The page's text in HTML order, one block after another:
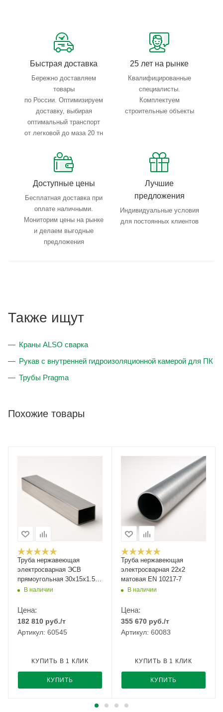
Тройной весовой контроль: въезд, погрузка, выезд
Быстрая доставка
Бережно доставляем
товары
по России. Оптимизируем
доставку, выбирая
оптимальный транспорт
от легковой до маза 20 тн
25 лет на рынке
Квалифицированные
специалисты.
Комплектуем
строительные объекты
Доступные цены
Бесплатная доставка при
оплате наличными.
Мониторим цены на рынке
и делаем выгодные
предложения
Лучшие
предложения
Индивидуальные условия
для постоянных клиентов
Также ищут
Краны ALSO сварка
Рукав с внутренней гидроизоляционной камерой для ПК
Трубы Pragma
Похожие товары
Труба нержавеющая
электросварная ЭСВ
прямоугольная 30х15х1.5
мм зеркальная EN 10219-2
В наличии
Цена:
182 810 руб./т
Артикул: 60545
КУПИТЬ
КУПИТЬ В 1 КЛИК
Труба нержавеющая
электросварная 22x2
матовая EN 10217-7
В наличии
Цена:
355 670 руб./т
Артикул: 60083
КУПИТЬ
КУПИТЬ В 1 КЛИК